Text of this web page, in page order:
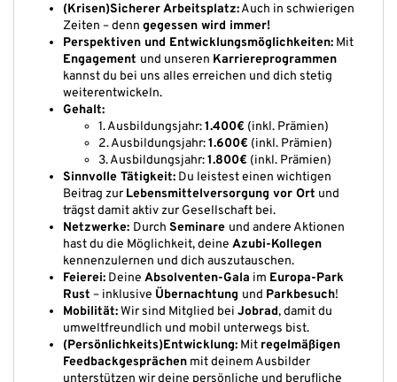
(Krisen)Sicherer Arbeitsplatz:Auch in schwierigen
Zeiten – denn gegessen wird immer!
Perspektiven und Entwicklungsmöglichkeiten: Mit
Engagement und unseren Karriereprogrammen
kannst du bei uns alles erreichen und dich stetig
weiterentwickeln.
Gehalt:
1. Ausbildungsjahr:1.400€ (inkl. Prämien)
2. Ausbildungsjahr:1.600€ (inkl. Prämien)
3. Ausbildungsjahr:1.800€ (inkl. Prämien)
Sinnvolle Tätigkeit: Du leistest einen wichtigen
Beitrag zurLebensmittelversorgung vor Ort und
trägst damit aktiv zur Gesellschaft bei.
Netzwerke: Durch Seminare und andere Aktionen
hast du die Möglichkeit, deine Azubi-Kollegen
kennenzulernen und dich auszutauschen.
Feierei: Deine Absolventen-Gala im Europa-Park
Rust – inklusive Übernachtung und Parkbesuch!
Mobilität:Wir sind Mitglied bei Jobrad, damit du
umweltfreundlich und mobil unterwegs bist.
(Persönlichkeits)Entwicklung: Mit regelmäßigen
Feedbackgesprächen mit deinem Ausbilder
unterstützen wir deine persönliche und berufliche